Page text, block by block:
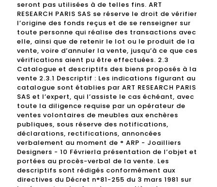
seront pas utilisées à de telles fins. ART
RESEARCH PARIS SAS se réserve le droit de vérifier
l’origine des fonds reçus et de se renseigner sur
toute personne qui réalise des transactions avec
elle, ainsi que de retenir le lot ou le produit de la
vente, voire d’annuler la vente, jusqu’à ce que ces
vérifications aient pu être effectuées. 2.3
Catalogue et descriptifs des biens proposés à la
vente 2.3.1 Descriptif : Les indications figurant au
catalogue sont établies par ART RESEARCH PARIS
SAS et l’expert, qui l’assiste le cas échéant, avec
toute la diligence requise par un opérateur de
ventes volontaires de meubles aux enchères
publiques, sous réserve des notifications,
déclarations, rectifications, annoncées
verbalement au moment de ° ARP - Joailliers
Designers - 10 Févrierla présentation de l’objet et
portées au procès-verbal de la vente. Les
descriptifs sont rédigés conformément aux
directives du Décret n°81-255 du 3 mars 1981 sur